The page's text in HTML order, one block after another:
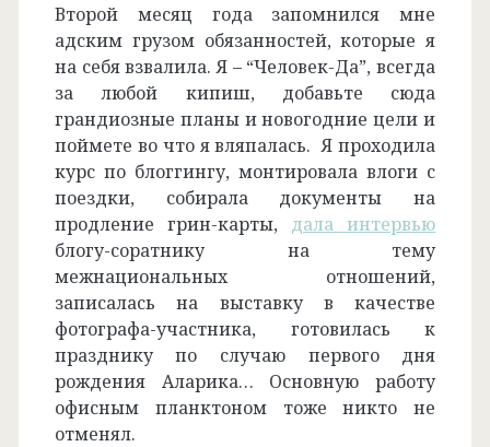
Второй месяц года запомнился мне
адским грузом обязанностей, которые я
на себя взвалила. Я – “Человек-Да”, всегда
за любой кипиш, добавьте сюда
грандиозные планы и новогодние цели и
поймете во что я вляпалась. Я проходила
курс по блоггингу, монтировала влоги с
поездки, собирала документы на
продление грин-карты, дала интервью
блогу-соратнику на тему
межнациональных отношений,
записалась на выставку в качестве
фотографа-участника, готовилась к
празднику по случаю первого дня
рождения Аларика… Основную работу
офисным планктоном тоже никто не
отменял.